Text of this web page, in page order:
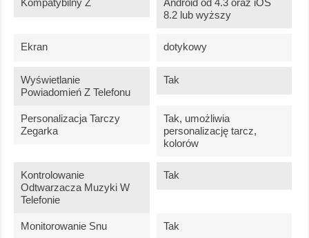
Kompatybilny Z
Android od 4.3 oraz iOS
8.2 lub wyższy
Ekran dotykowy
Wyświetlanie
Powiadomień Z Telefonu
Tak
Personalizacja Tarczy
Zegarka
Tak, umożliwia
personalizację tarcz,
kolorów
Kontrolowanie
Odtwarzacza Muzyki W
Telefonie
Tak
Monitorowanie Snu Tak